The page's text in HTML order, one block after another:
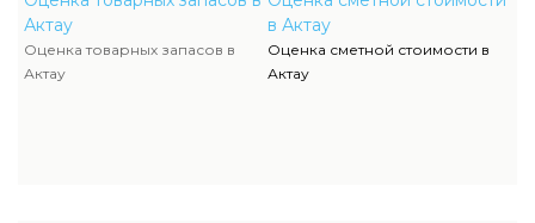
Актау
Оценка товарных запасов в
Актау
в Актау
Оценка сметной стоимости в
Актау